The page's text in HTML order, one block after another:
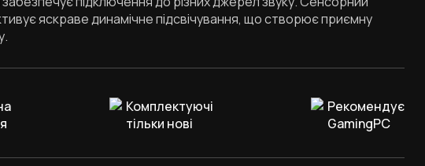
яскраве динамічне підсвічування, що створює приємну
Комплектуючі
тільки нові
Рекомендує
GamingPC